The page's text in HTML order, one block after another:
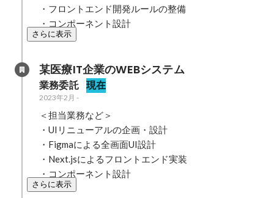
・フロントエンド開発ルールの整備
・コンポーネント設計
さらに表示
某医療IT企業のWEBシステム
業務委託 現在
2023年2月 -
＜担当業務など＞
・UIリニューアルの企画・設計
・Figmaによる全画面UI設計
・Next.jsによるフロントエンド実装
・コンポーネント設計
さらに表示